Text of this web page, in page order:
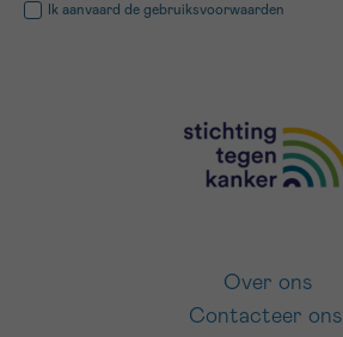
Ik aanvaard de gebruiksvoorwaarden
Over ons
Contacteer ons